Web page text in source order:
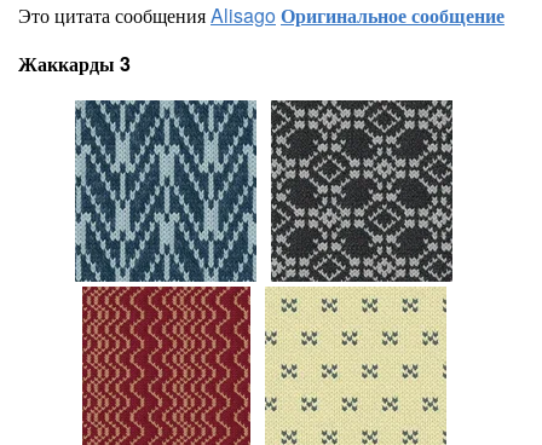
Это цитата сообщенияAlisagoОригинальное сообщение
Жаккарды 3